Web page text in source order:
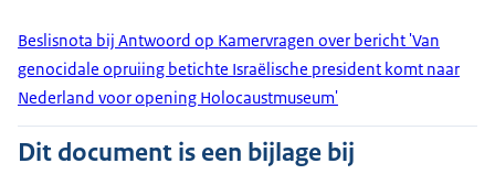
Beslisnota bij Antwoord op Kamervragen over bericht 'Van
genocidale opruiing betichte Israëlische president komt naar
Nederland voor opening Holocaustmuseum'
Dit document is een bijlage bij